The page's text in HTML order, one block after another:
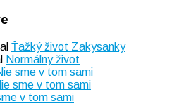
Ťažký život Zakysanky
Normálny život
sme v tom sami
sme v tom sami
v tom sami